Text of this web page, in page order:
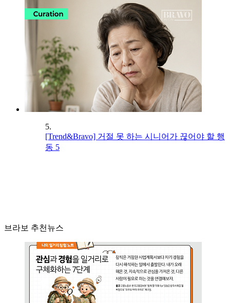
5.
[Trend&Bravo] 거절 못 하는 시니어가 끊어야 할 행
동 5
브라보 추천뉴스